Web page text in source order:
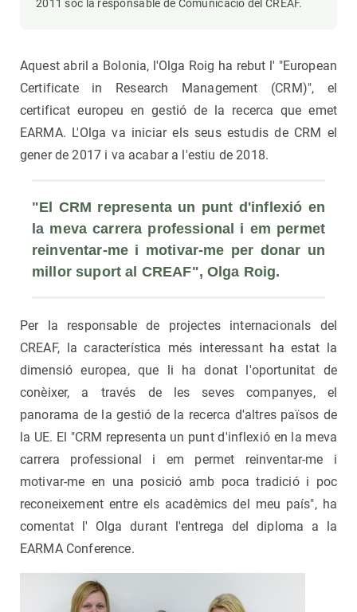
2011 sóc la responsable de Comunicació del CREAF.
Aquest abril a Bolonia, l'Olga Roig ha rebut l' "European
Certificate in Research Management (CRM)", el
certificat europeu en gestió de la recerca que emet
EARMA. L'Olga va iniciar els seus estudis de CRM el
gener de 2017 i va acabar a l'estiu de 2018.
"El CRM representa un punt d'inflexió en
la meva carrera professional i em permet
reinventar-me i motivar-me per donar un
millor suport al CREAF", Olga Roig.
Per la responsable de projectes internacionals del
CREAF, la característica més interessant ha estat la
dimensió europea, que li ha donat l'oportunitat de
conèixer, a través de les seves companyes, el
panorama de la gestió de la recerca d'altres països de
la UE. El "CRM representa un punt d'inflexió en la meva
carrera professional i em permet reinventar-me i
motivar-me en una posició amb poca tradició i poc
reconeixement entre els acadèmics del meu país", ha
comentat l' Olga durant l'entrega del diploma a la
EARMA Conference.